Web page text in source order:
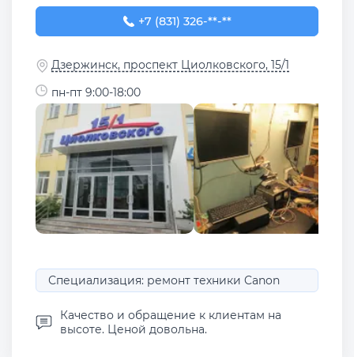
+7 (831) 326-28-58
+7 (831) 326-**-**
Дзержинск, проспект Циолковского, 15/1
пн-пт 9:00-18:00
Специализация: ремонт техники Canon
Качество и обращение к клиентам на
высоте. Ценой довольна.